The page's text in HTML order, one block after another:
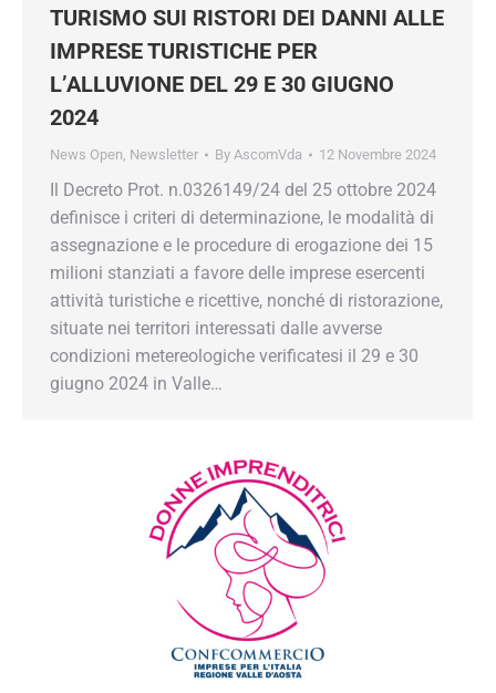
TURISMO SUI RISTORI DEI DANNI ALLE
IMPRESE TURISTICHE PER
L’ALLUVIONE DEL 29 E 30 GIUGNO
2024
News Open, Newsletter By AscomVda 12 Novembre 2024
Il Decreto Prot. n.0326149/24 del 25 ottobre 2024
definisce i criteri di determinazione, le modalità di
assegnazione e le procedure di erogazione dei 15
milioni stanziati a favore delle imprese esercenti
attività turistiche e ricettive, nonché di ristorazione,
situate nei territori interessati dalle avverse
condizioni metereologiche verificatesi il 29 e 30
giugno 2024 in Valle…